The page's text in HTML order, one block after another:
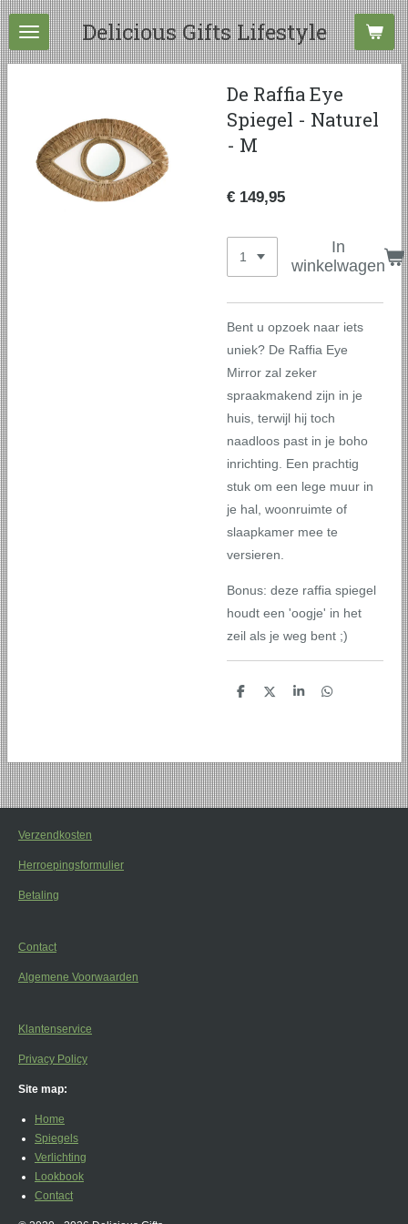
Ga
direct
naar
Delicious Gifts Lifestyle
De Raffia Eye
Spiegel - Naturel
- M
€ 149,95
In
winkelwagen
Bent u opzoek naar iets
uniek? De Raffia Eye
Mirror zal zeker
spraakmakend zijn in je
huis, terwijl hij toch
naadloos past in je boho
inrichting. Een prachtig
stuk om een lege muur in
je hal, woonruimte of
slaapkamer mee te
versieren.
Bonus: deze raffia spiegel
houdt een 'oogje' in het
zeil als je weg bent ;)
D
D
S
D
Verzendkosten
Herroepingsformulier
Betaling
Contact
Algemene Voorwaarden
Klantenservice
Privacy Policy
Site map:
Home
Spiegels
Verlichting
Lookbook
Contact